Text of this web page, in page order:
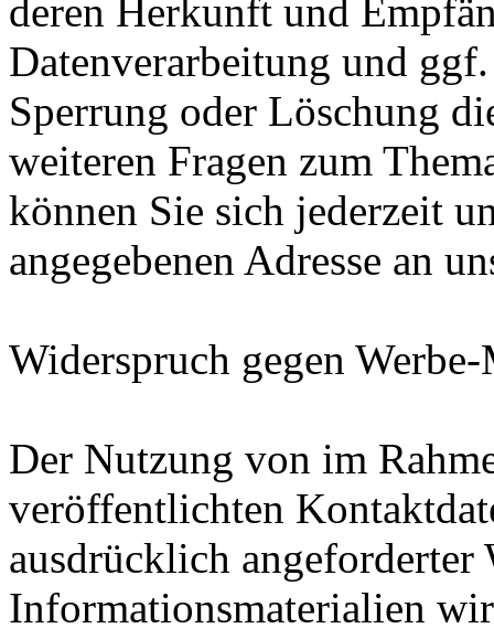
deren Herkunft und
Datenverarbeitung und
Sperrung oder Löschung
weiteren Fragen zum
können Sie sich jederzeit
angegebenen Adresse an
Widerspruch gegen
Der Nutzung von im
veröffentlichten
ausdrücklich angeforderter
Informationsmaterialien